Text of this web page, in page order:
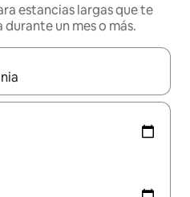
estancias largas que te
un mes o más.
disponibles, podrás navegar